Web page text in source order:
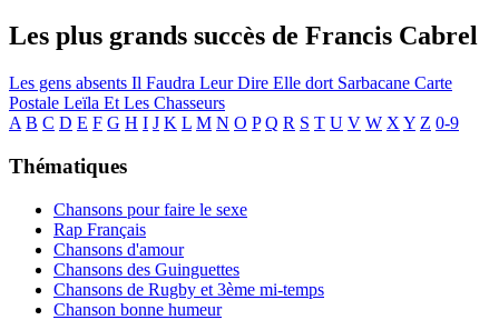
Les plus grands succès de Francis Cabrel
Les gens absents Il Faudra Leur Dire Elle dort Sarbacane Carte
Postale Leïla Et Les Chasseurs
A B C D E F G H I J K L M N O P Q R S T U V W X Y Z 0-9
Thématiques
Chansons pour faire le sexe
Rap Français
Chansons d'amour
Chansons des Guinguettes
Chansons de Rugby et 3ème mi-temps
Chanson bonne humeur